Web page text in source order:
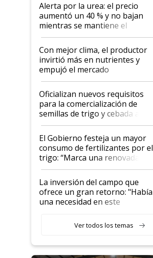
Alerta por la urea: el precio
aumentó un 40 % y no bajan
mientras se mantiene el
conflicto en Medio Oriente
Con mejor clima, el productor
invirtió más en nutrientes y
empujó el mercado
Oficializan nuevos requisitos
para la comercialización de
semillas de trigo y cebada a
granel
El Gobierno festeja un mayor
consumo de fertilizantes por el
trigo: “Marca una renovada
confianza de los productores”
La inversión del campo que
ofrece un gran retorno: "Había
una necesidad en este
Ver todos los temas